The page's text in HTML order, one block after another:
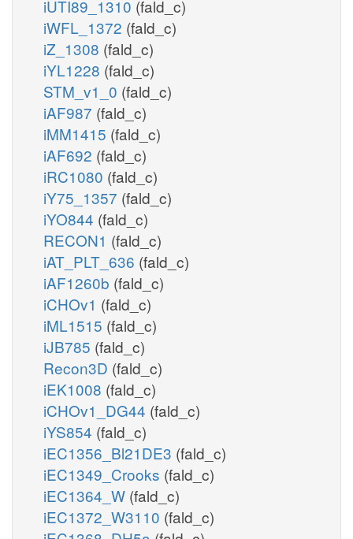
iUTI89_1310 (fald_c)
iWFL_1372 (fald_c)
iZ_1308 (fald_c)
iYL1228 (fald_c)
STM_v1_0 (fald_c)
iAF987 (fald_c)
iMM1415 (fald_c)
iAF692 (fald_c)
iRC1080 (fald_c)
iY75_1357 (fald_c)
iYO844 (fald_c)
RECON1 (fald_c)
iAT_PLT_636 (fald_c)
iAF1260b (fald_c)
iCHOv1 (fald_c)
iML1515 (fald_c)
iJB785 (fald_c)
Recon3D (fald_c)
iEK1008 (fald_c)
iCHOv1_DG44 (fald_c)
iYS854 (fald_c)
iEC1356_Bl21DE3 (fald_c)
iEC1349_Crooks (fald_c)
iEC1364_W (fald_c)
iEC1372_W3110 (fald_c)